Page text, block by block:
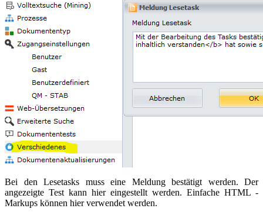
Bei den Lesetasks muss eine Meldung bestätigt werden. Der
angezeigte Test kann hier eingestellt werden. Einfache HTML -
Markups können hier verwendet werden.